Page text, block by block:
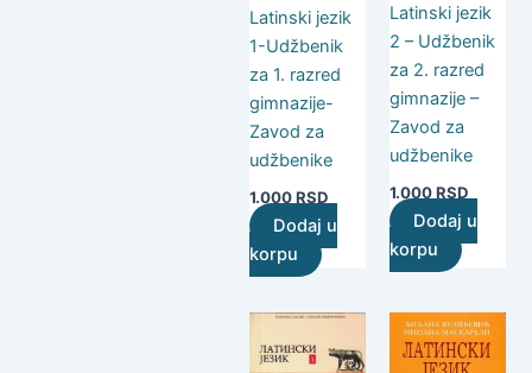
Latinski jezik
1-Udžbenik
za 1. razred
gimnazije-
Zavod za
udžbenike
1.000RSD
Dodaj u
korpu
Latinski jezik
2 – Udžbenik
za 2. razred
gimnazije –
Zavod za
udžbenike
1.000RSD
Dodaj u
korpu